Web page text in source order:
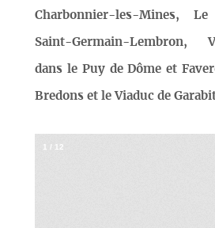
Charbonnier-les-Mines,
Saint-Germain-Lembron,
dans le Puy de Dôme et
Bredons et le Viaduc de
1 / 12